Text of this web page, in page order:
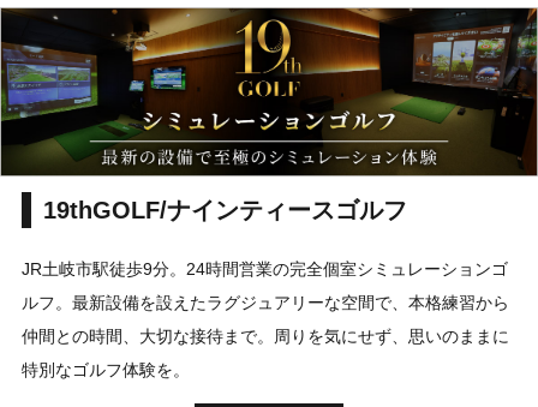
19thGOLF/ナインティースゴルフ
JR土岐市駅徒歩9分。24時間営業の完全個室シミュレーションゴ
ルフ。最新設備を設えたラグジュアリーな空間で、本格練習から
仲間との時間、大切な接待まで。周りを気にせず、思いのままに
特別なゴルフ体験を。